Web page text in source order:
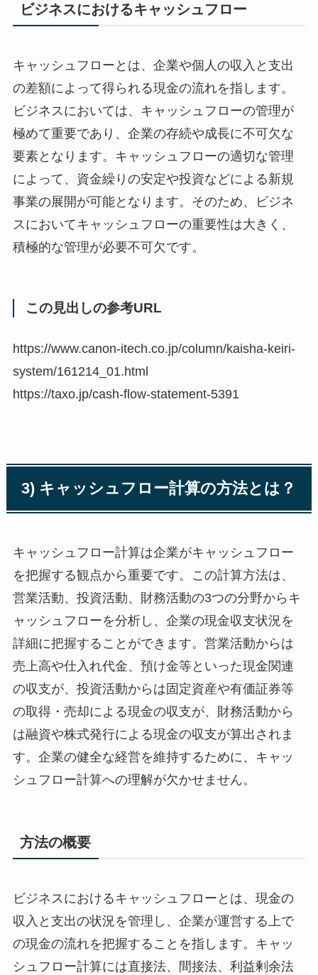
ビジネスにおけるキャッシュフロー
キャッシュフローとは、企業や個人の収入と支出
の差額によって得られる現金の流れを指します。
ビジネスにおいては、キャッシュフローの管理が
極めて重要であり、企業の存続や成長に不可欠な
要素となります。キャッシュフローの適切な管理
によって、資金繰りの安定や投資などによる新規
事業の展開が可能となります。そのため、ビジネ
スにおいてキャッシュフローの重要性は大きく、
積極的な管理が必要不可欠です。
この見出しの参考URL
https://www.canon-itech.co.jp/column/kaisha-keiri-
system/161214_01.html
https://taxo.jp/cash-flow-statement-5391
3) キャッシュフロー計算の方法とは？
キャッシュフロー計算は企業がキャッシュフロー
を把握する観点から重要です。この計算方法は、
営業活動、投資活動、財務活動の3つの分野からキ
ャッシュフローを分析し、企業の現金収支状況を
詳細に把握することができます。営業活動からは
売上高や仕入れ代金、預け金等といった現金関連
の収支が、投資活動からは固定資産や有価証券等
の取得・売却による現金の収支が、財務活動から
は融資や株式発行による現金の収支が算出されま
す。企業の健全な経営を維持するために、キャッ
シュフロー計算への理解が欠かせません。
方法の概要
ビジネスにおけるキャッシュフローとは、現金の
収入と支出の状況を管理し、企業が運営する上で
の現金の流れを把握することを指します。キャッ
シュフロー計算には直接法、間接法、利益剰余法